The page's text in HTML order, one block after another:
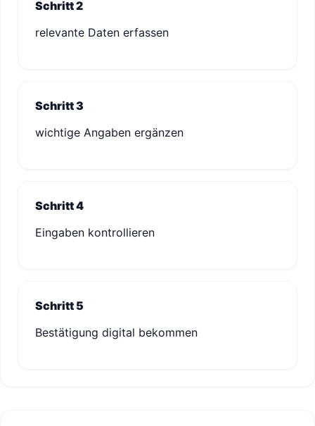
Schritt 2
relevante Daten erfassen
Schritt 3
wichtige Angaben ergänzen
Schritt 4
Eingaben kontrollieren
Schritt 5
Bestätigung digital bekommen